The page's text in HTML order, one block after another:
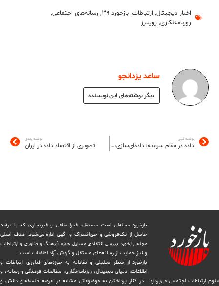
اخبار دیجیتال, ارتباطات, بازخورد ۳۹ , رسانه‌های اجتماعی,
روزنامه‌نگاری, رویترز
ساعد یزدانجو
دیگر نوشته‌های این نویسنده
نوشته قبلی
داده در مقام سرمایه: داده‌‌ای‌سازی، انباشت، استخراج
نوشته بعدی
تصویری از اقتصاد داده در ایران
بازخورد مجله‌ای است مستقل، غیرانتفاعی و غیرتجاری که با درآمد
حاصل از تک‌فروشی و حق‌اشتراک و آگهی اداره می‌شود. ‏هدف اصلی
مجله بازخورد بررسی انتقادی مسایل حوزه فرهنگ و فناوری و ارتباطات
و نیز حمایت از رسانه‌های مستقل و‌ گردش ‏آزاد اطلاعات است.
بازخورد از منظر تحلیلی و نقادانه به حوزه‌های فناوری ارتباطات و
اطلاعات، دنیای دیجیتال، روزنامه‌نگاری، ‏مطالعات فرهنگی و رسانه، و
علوم ارتباطات اجتماعی می‌پردازد ــ در کنار پرداختن به موضوعاتی مشابه در عرصه فلسفه و دانش و